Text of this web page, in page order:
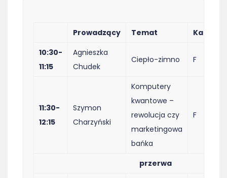
Prowadzący Temat
10:30-
11:15
Agnieszka
Chudek
Ciepło-zimno F
11:30-
12:15
Szymon
Charzyński
Komputery
kwantowe –
rewolucja czy
marketingowa
bańka
F
przerwa